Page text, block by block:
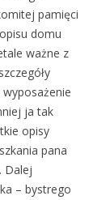
pamięci
domu
ważne z
ja tak
opisy
pana
Dalej
– bystrego